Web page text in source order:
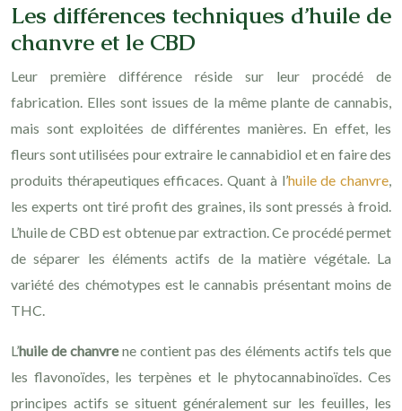
Les différences techniques d’huile de
chanvre et le CBD
Leur première différence réside sur leur procédé de
fabrication. Elles sont issues de la même plante de cannabis,
mais sont exploitées de différentes manières. En effet, les
fleurs sont utilisées pour extraire le cannabidiol et en faire des
produits thérapeutiques efficaces. Quant à l’huile de chanvre,
les experts ont tiré profit des graines, ils sont pressés à froid.
L’huile de CBD est obtenue par extraction. Ce procédé permet
de séparer les éléments actifs de la matière végétale. La
variété des chémotypes est le cannabis présentant moins de
THC.
L’huile de chanvrene contient pas des éléments actifs tels que
les flavonoïdes, les terpènes et le phytocannabinoïdes. Ces
principes actifs se situent généralement sur les feuilles, les